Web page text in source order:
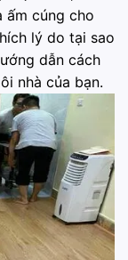
ấm cúng cho
lý do tại sao
dẫn cách
nhà của bạn.